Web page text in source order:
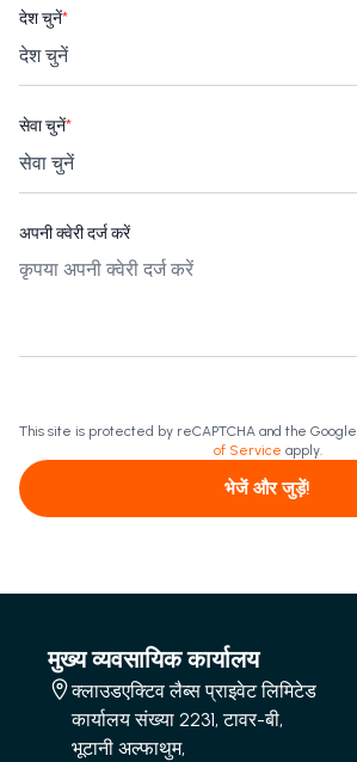
देश चुनें*
सेवा चुनें*
अपनी क्वेरी दर्ज करें
This site is protected by reCAPTCHA and the Google
of Service apply.
भेजें और जुड़ें!
मुख्य व्यवसायिक कार्यालय
क्लाउडएक्टिव लैब्स प्राइवेट लिमिटेड
कार्यालय संख्या 2231, टावर-बी,
भूटानी अल्फाथुम,